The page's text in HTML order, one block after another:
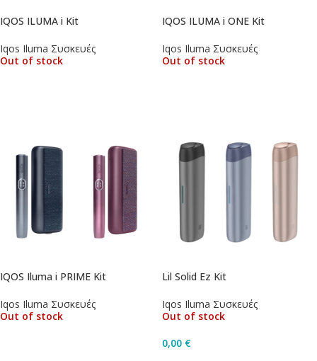
IQOS ILUMA i Kit
Iqos Iluma Συσκευές
Out of stock
IQOS ILUMA i ONE Kit
Iqos Iluma Συσκευές
Out of stock
IQOS Iluma i PRIME Kit
Iqos Iluma Συσκευές
Out of stock
Lil Solid Ez Kit
Iqos Iluma Συσκευές
Out of stock
0,00 €